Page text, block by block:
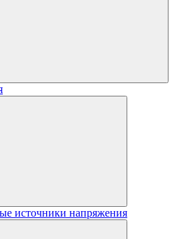
источники напряжения